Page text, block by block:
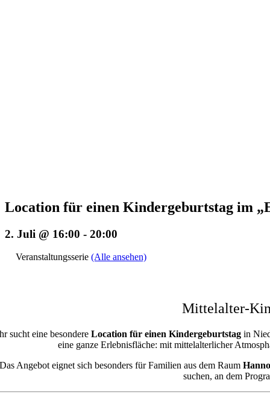
Location für einen Kindergeburtstag im
2. Juli @ 16:00 - 20:00
Veranstaltungsserie (Alle ansehen)
Mittelalter-
sucht eine besondere Location für einen Kindergeburtstag in
eine ganze Erlebnisfläche: mit mittelalterlicher
Angebot eignet sich besonders für Familien aus dem Raum
suchen, an dem